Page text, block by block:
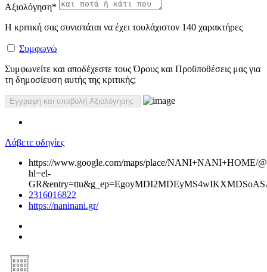
Αξιολόγηση*
Η κριτική σας συνιστάται να έχει τουλάχιστον 140 χαρακτήρες
Συμφωνώ
Συμφωνείτε και αποδέχεστε τους Όρους και Προϋποθέσεις μας για
τη δημοσίευση αυτής της κριτικής;
Λάβετε οδηγίες
https://www.google.com/maps/place/NANI+NANI+HOME/
hl=el-
2316016822
https://naninani.gr/